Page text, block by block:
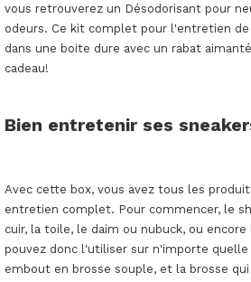
vous retrouverez un Désodorisant pour
odeurs. Ce kit complet pour l'entretien de
dans une boite dure avec un rabat
cadeau!
Bien entretenir ses
Avec cette box, vous avez tous les
entretien complet. Pour commencer, le
cuir, la toile, le daim ou nubuck, ou encore
pouvez donc l'utiliser sur n'importe quelle
embout en brosse souple, et la brosse